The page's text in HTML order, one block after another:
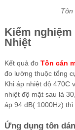
Tôn
Kiểm nghiệm
Nhiệt
Kết quả đo Tôn cán
đo lường thuộc tổng
Khi áp nhiệt độ 470C
nhiệt độ mặt sau là
áp 94 dB( 1000Hz)
Ứng dụng tôn